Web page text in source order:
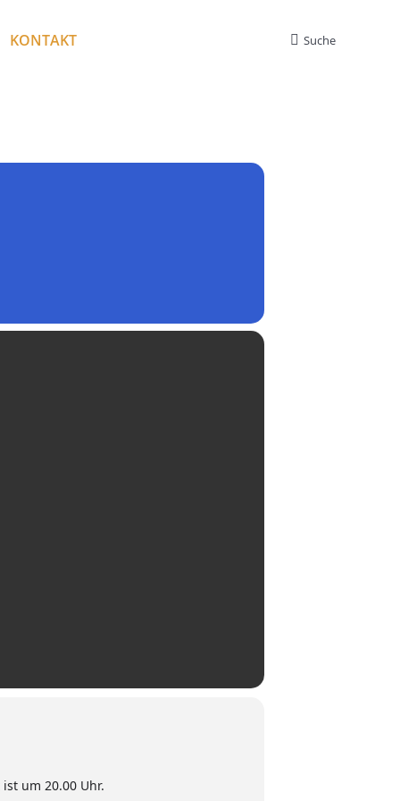
KONTAKT Search:
Suche
um 20.00 Uhr.